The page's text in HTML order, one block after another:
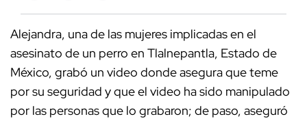
Alejandra, una de las mujeres implicadas en el
asesinato de un perro en Tlalnepantla, Estado de
México, grabó un video donde asegura que teme
por su seguridad y que el video ha sido manipulado
por las personas que lo grabaron; de paso, aseguró